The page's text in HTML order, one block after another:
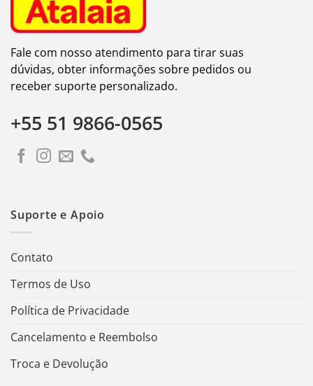
Fale com nosso atendimento para tirar suas
dúvidas, obter informações sobre pedidos ou
receber suporte personalizado.
+55 51 9866-0565
Suporte e Apoio
Contato
Termos de Uso
Política de Privacidade
Cancelamento e Reembolso
Troca e Devolução